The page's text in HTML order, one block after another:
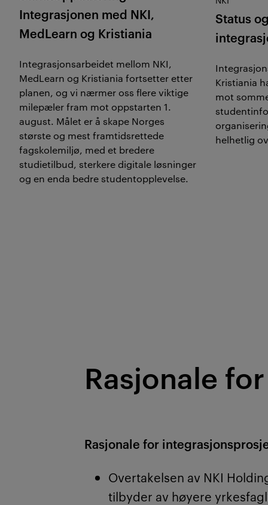
Integrasjonen med NKI,
MedLearn og Kristiania
Integrasjonsarbeidet mellom NKI,
MedLearn og Kristiania fortsetter etter
planen, og vi nærmer oss flere viktige
milepæler fram mot oppstarten 1.
august. Målet er å skape Norges
største og mest framtidsrettede
fagskolemiljø, med et bredere
studietilbud, sterkere digitale løsninger
og en enda bedre studentopplevelse.
Status
Kristiania
mot
helhetlig
Rasjonale
Rasjonale for
Overtakelsen av NKI
tilbyder av høyere